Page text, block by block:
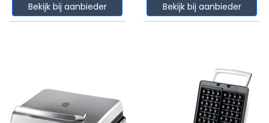
Bekijk bij aanbieder Bekijk bij aanbieder